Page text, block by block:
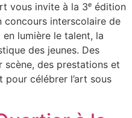
vous invite à la 3ᵉ édition
concours interscolaire de
lumière le talent, la
des jeunes. Des
scène, des prestations et
pour célébrer l’art sous